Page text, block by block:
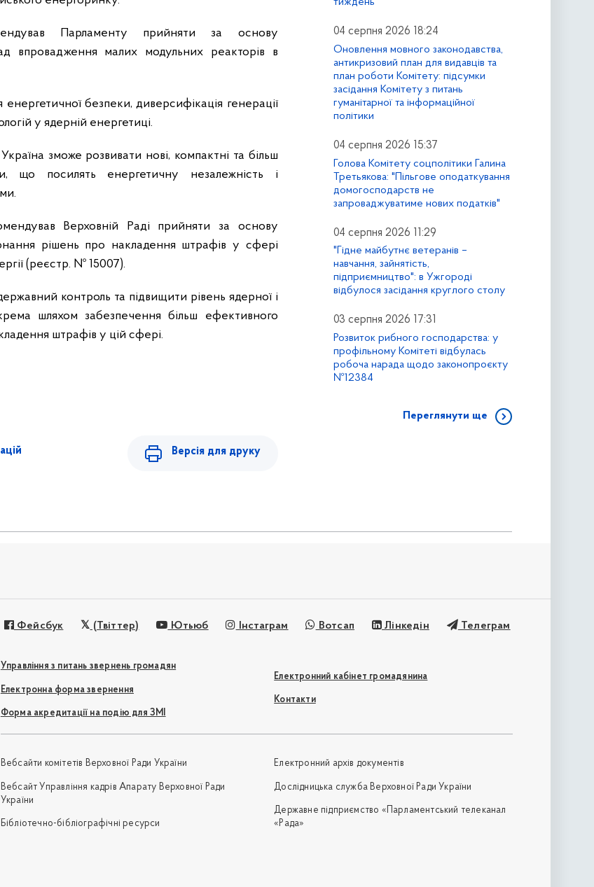
Парламенту прийняти за основу
впровадження малих модульних реакторів в
безпеки, диверсифікація генерації
у ядерній енергетиці.
зможе розвивати нові, компактні та більш
що посилять енергетичну незалежність і
Верховній Раді прийняти за основу
рішень про накладення штрафів у сфері
(реєстр. № 15007).
контроль та підвищити рівень ядерної і
шляхом забезпечення більш ефективного
штрафів у цій сфері.
Версія для друку
04 серпня 2026 18:24
Оновлення мовного законодавства,
антикризовий план для видавців та
план роботи Комітету: підсумки
засідання Комітету з питань
гуманітарної та інформаційної
політики
04 серпня 2026 15:37
Голова Комітету соцполітики Галина
Третьякова: "Пільгове оподаткування
домогосподарств не
запроваджуватиме нових податків"
04 серпня 2026 11:29
"Гідне майбутнє ветеранів –
навчання, зайнятість,
підприємництво": в Ужгороді
відбулося засідання круглого столу
03 серпня 2026 17:31
Розвиток рибного господарства: у
профільному Комітеті відбулась
робоча нарада щодо законопроєкту
№12384
Переглянути ще
Фейсбук (Твіттер) Ютьюб Інстаграм Вотсап Лінкедін Телеграм
Управління з питань звернень громадян
Електронна форма звернення
Форма акредитації на подію для ЗМІ
Електронний кабінет громадянина
Контакти
Вебсайти комітетів Верховної Ради України
Вебсайт Управління кадрів Апарату Верховної Ради
України
Бібліотечно-бібліографічні ресурси
Електронний архів документів
Дослідницька служба Верховної Ради України
Державне підприємство «Парламентський телеканал
«Рада»